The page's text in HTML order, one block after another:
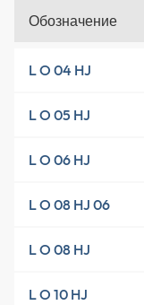
Обозначение
L O 04 HJ
L O 05 HJ
L O 06 HJ
L O 08 HJ 06
L O 08 HJ
L O 10 HJ